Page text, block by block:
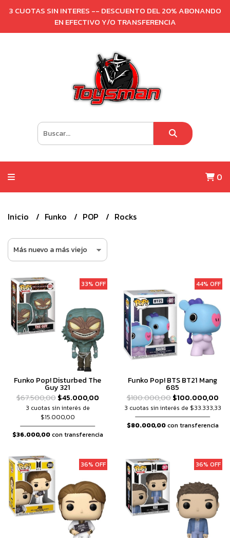
3 CUOTAS SIN INTERES -- DESCUENTO DEL 20% ABONANDO
EN EFECTIVO Y/O TRANSFERENCIA
0
Inicio Funko POP Rocks
33% OFF
Funko Pop! Disturbed The
Guy 321
$67.500,00$45.000,00
3 cuotas sin interés de
$15.000,00
$36.000,00con transferencia
44% OFF
Funko Pop! BTS BT21 Mang
685
$180.000,00$100.000,00
3 cuotas sin interés de $33.333,33
$80.000,00con transferencia
36% OFF 36% OFF